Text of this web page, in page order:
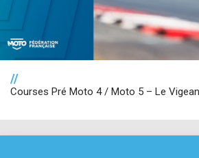
//
Courses Pré Moto 4 / Moto 5 – Le